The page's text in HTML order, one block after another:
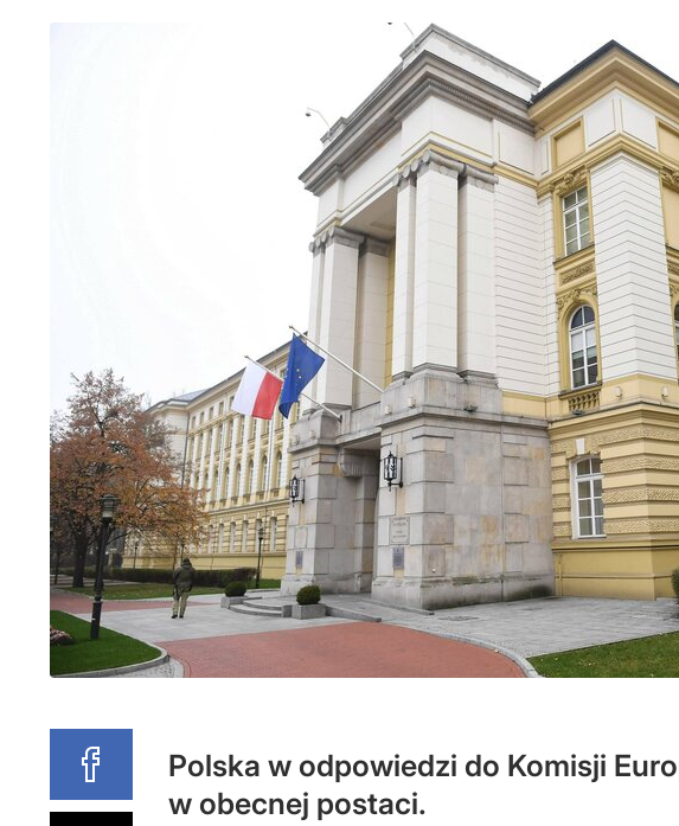
Polska w odpowiedzi do Komisji
w obecnej postaci.